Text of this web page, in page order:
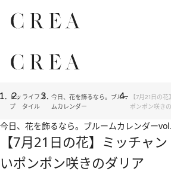
トッ
プ
ライフス
タイル
今日、花を飾るなら。ブルー
ムカレンダー
【7月21日の
ポンポン咲き
今日、花を飾るなら。ブルームカレンダー
【7月21日の花】ミッチャ
いポンポン咲きのダリア